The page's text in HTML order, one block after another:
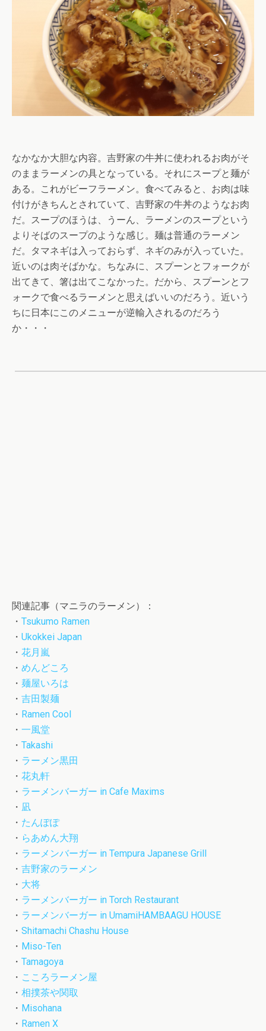
なかなか大胆な内容。吉野家の牛丼に使われるお肉がそ
のままラーメンの具となっている。それにスープと麺が
ある。これがビーフラーメン。食べてみると、お肉は味
付けがきちんとされていて、吉野家の牛丼のようなお肉
だ。スープのほうは、うーん、ラーメンのスープという
よりそばのスープのような感じ。麺は普通のラーメン
だ。タマネギは入っておらず、ネギのみが入っていた。
近いのは肉そばかな。ちなみに、スプーンとフォークが
出てきて、箸は出てこなかった。だから、スプーンとフ
ォークで食べるラーメンと思えばいいのだろう。近いう
ちに日本にこのメニューが逆輸入されるのだろう
か・・・
関連記事（マニラのラーメン）：
・ Tsukumo Ramen
・ Ukokkei Japan
・ 花月嵐
・ めんどころ
・ 麺屋いろは
・ 吉田製麺
・ Ramen Cool
・ 一風堂
・ Takashi
・ ラーメン黒田
・ 花丸軒
・ ラーメンバーガー in Cafe Maxims
・ 凪
・ たんぽぽ
・ らあめん大翔
・ ラーメンバーガー in Tempura Japanese Grill
・ 吉野家のラーメン
・ 大将
・ ラーメンバーガー in Torch Restaurant
・ ラーメンバーガー in UmamiHAMBAAGU HOUSE
・ Shitamachi Chashu House
・ Miso-Ten
・ Tamagoya
・ こころラーメン屋
・ 相撲茶や関取
・ Misohana
・ Ramen X